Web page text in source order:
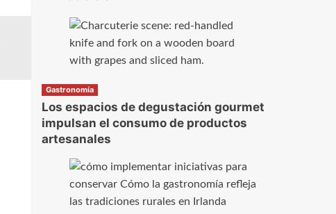
Gastronomía
Los espacios de degustación gourmet
impulsan el consumo de productos
artesanales